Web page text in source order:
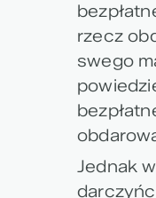
rzecz
swego
Jednak